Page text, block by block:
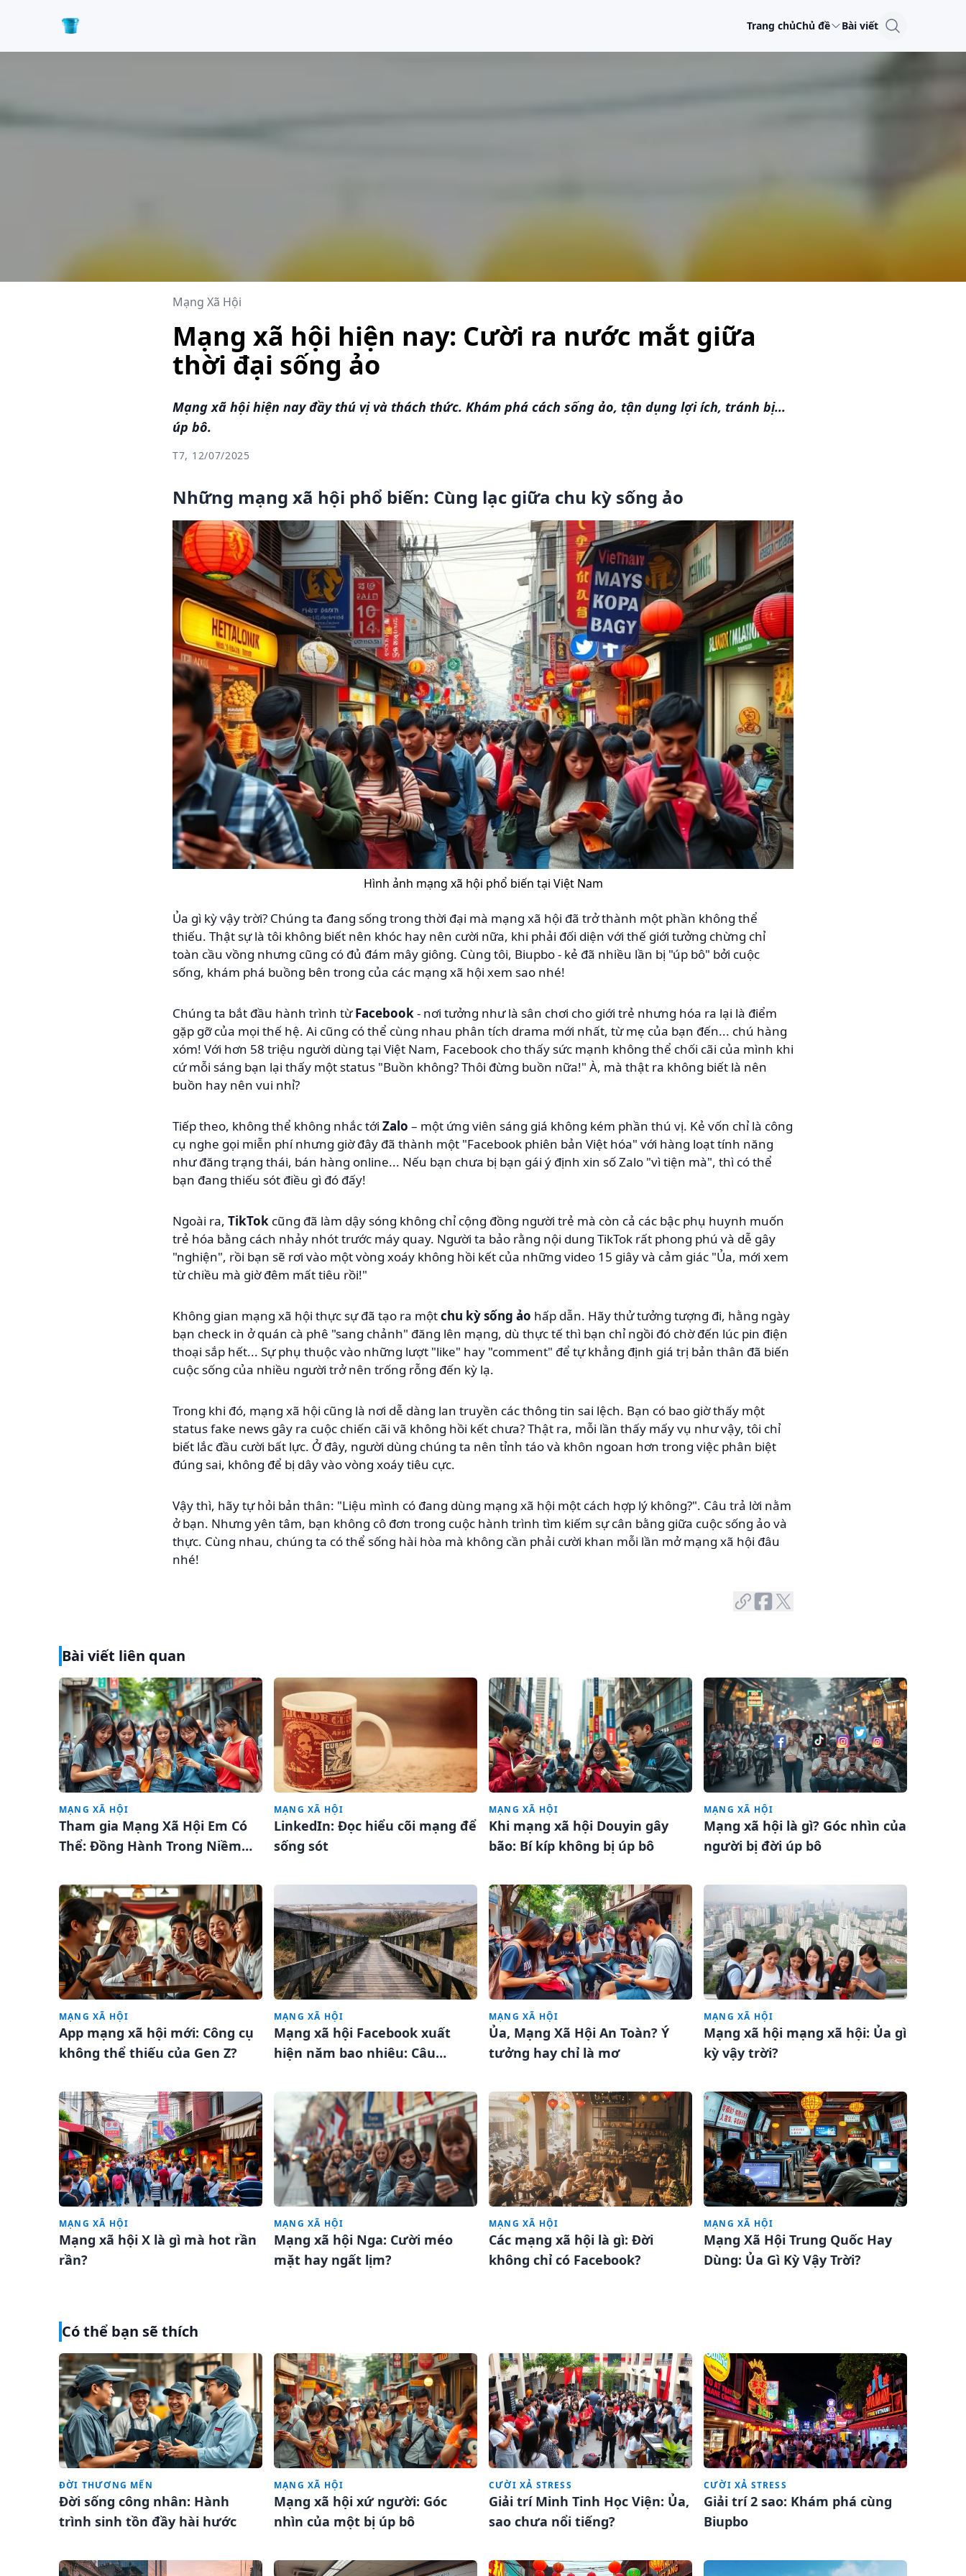
Trang chủChủ đề Bài viết
Mạng Xã Hội
Mạng xã hội hiện nay: Cười ra nước mắt giữa
thời đại sống ảo
Mạng xã hội hiện nay đầy thú vị và thách thức. Khám phá cách sống ảo, tận dụng lợi ích, tránh bị...
úp bô.
T7, 12/07/2025
Những mạng xã hội phổ biến: Cùng lạc giữa chu kỳ sống ảo
Hình ảnh mạng xã hội phổ biến tại Việt Nam
Ủa gì kỳ vậy trời? Chúng ta đang sống trong thời đại mà mạng xã hội đã trở thành một phần không thể
thiếu. Thật sự là tôi không biết nên khóc hay nên cười nữa, khi phải đối diện với thế giới tưởng chừng chỉ
toàn cầu vồng nhưng cũng có đủ đám mây giông. Cùng tôi, Biupbo - kẻ đã nhiều lần bị "úp bô" bởi cuộc
sống, khám phá buồng bên trong của các mạng xã hội xem sao nhé!
Chúng ta bắt đầu hành trình từFacebook- nơi tưởng như là sân chơi cho giới trẻ nhưng hóa ra lại là điểm
gặp gỡ của mọi thế hệ. Ai cũng có thể cùng nhau phân tích drama mới nhất, từ mẹ của bạn đến... chú hàng
xóm! Với hơn 58 triệu người dùng tại Việt Nam, Facebook cho thấy sức mạnh không thể chối cãi của mình khi
cứ mỗi sáng bạn lại thấy một status "Buồn không? Thôi đừng buồn nữa!" À, mà thật ra không biết là nên
buồn hay nên vui nhỉ?
Tiếp theo, không thể không nhắc tới Zalo – một ứng viên sáng giá không kém phần thú vị. Kẻ vốn chỉ là công
cụ nghe gọi miễn phí nhưng giờ đây đã thành một "Facebook phiên bản Việt hóa" với hàng loạt tính năng
như đăng trạng thái, bán hàng online... Nếu bạn chưa bị bạn gái ý định xin số Zalo "vì tiện mà", thì có thể
bạn đang thiếu sót điều gì đó đấy!
Ngoài ra, TikTok cũng đã làm dậy sóng không chỉ cộng đồng người trẻ mà còn cả các bậc phụ huynh muốn
trẻ hóa bằng cách nhảy nhót trước máy quay. Người ta bảo rằng nội dung TikTok rất phong phú và dễ gây
"nghiện", rồi bạn sẽ rơi vào một vòng xoáy không hồi kết của những video 15 giây và cảm giác "Ủa, mới xem
từ chiều mà giờ đêm mất tiêu rồi!"
Không gian mạng xã hội thực sự đã tạo ra mộtchu kỳ sống ảo hấp dẫn. Hãy thử tưởng tượng đi, hằng ngày
bạn check in ở quán cà phê "sang chảnh" đăng lên mạng, dù thực tế thì bạn chỉ ngồi đó chờ đến lúc pin điện
thoại sắp hết... Sự phụ thuộc vào những lượt "like" hay "comment" để tự khẳng định giá trị bản thân đã biến
cuộc sống của nhiều người trở nên trống rỗng đến kỳ lạ.
Trong khi đó, mạng xã hội cũng là nơi dễ dàng lan truyền các thông tin sai lệch. Bạn có bao giờ thấy một
status fake news gây ra cuộc chiến cãi vã không hồi kết chưa? Thật ra, mỗi lần thấy mấy vụ như vậy, tôi chỉ
biết lắc đầu cười bất lực. Ở đây, người dùng chúng ta nên tỉnh táo và khôn ngoan hơn trong việc phân biệt
đúng sai, không để bị dây vào vòng xoáy tiêu cực.
Vậy thì, hãy tự hỏi bản thân: "Liệu mình có đang dùng mạng xã hội một cách hợp lý không?". Câu trả lời nằm
ở bạn. Nhưng yên tâm, bạn không cô đơn trong cuộc hành trình tìm kiếm sự cân bằng giữa cuộc sống ảo và
thực. Cùng nhau, chúng ta có thể sống hài hòa mà không cần phải cười khan mỗi lần mở mạng xã hội đâu
nhé!
Bài viết liên quan
MẠNG XÃ HỘI
Tham gia Mạng Xã Hội Em Có
Thể: Đồng Hành Trong Niềm
MẠNG XÃ HỘI
LinkedIn: Đọc hiểu cõi mạng để
sống sót
MẠNG XÃ HỘI
Khi mạng xã hội Douyin gây
bão: Bí kíp không bị úp bô
MẠNG XÃ HỘI
Mạng xã hội là gì? Góc nhìn của
người bị đời úp bô
MẠNG XÃ HỘI
App mạng xã hội mới: Công cụ
không thể thiếu của Gen Z?
MẠNG XÃ HỘI
Mạng xã hội Facebook xuất
hiện năm bao nhiêu: Câu
MẠNG XÃ HỘI
Ủa, Mạng Xã Hội An Toàn? Ý
tưởng hay chỉ là mơ
MẠNG XÃ HỘI
Mạng xã hội mạng xã hội: Ủa gì
kỳ vậy trời?
MẠNG XÃ HỘI
Mạng xã hội X là gì mà hot rần
rần?
MẠNG XÃ HỘI
Mạng xã hội Nga: Cười méo
mặt hay ngất lịm?
MẠNG XÃ HỘI
Các mạng xã hội là gì: Đời
không chỉ có Facebook?
MẠNG XÃ HỘI
Mạng Xã Hội Trung Quốc Hay
Dùng: Ủa Gì Kỳ Vậy Trời?
Có thể bạn sẽ thích
ĐỜI THƯƠNG MẾN
Đời sống công nhân: Hành
trình sinh tồn đầy hài hước
MẠNG XÃ HỘI
Mạng xã hội xứ người: Góc
nhìn của một bị úp bô
CƯỜI XẢ STRESS
Giải trí Minh Tinh Học Viện: Ủa,
sao chưa nổi tiếng?
CƯỜI XẢ STRESS
Giải trí 2 sao: Khám phá cùng
Biupbo